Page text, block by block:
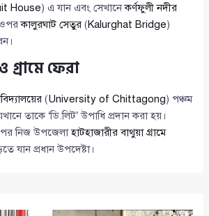
House) এ যান এবং সেখানেকর্ণফুলী নদীর
কালুরঘাট সেতুর (Kalurghat Bridge)
গ্রামে ফেরা
(University of Chittagong) পঞ্চম
তাকে ‘ডি.লিট’ উপাধি প্রদান করা হয়।
পর নিজ উপজেলাহাটহাজারীর বাথুয়া গ্রামে
যান প্রধান উপদেষ্টা।